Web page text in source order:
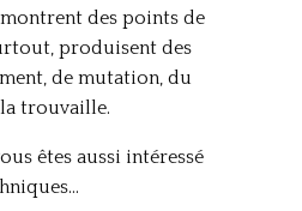
des points de
produisent des
de mutation, du
trouvaille.
êtes aussi intéressé